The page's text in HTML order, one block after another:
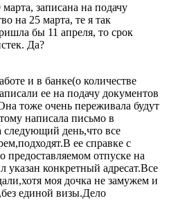
записана на подачу
на 25 марта, те я так
бы 11 апреля, то срок
Да?
и в банке(о количестве
ее на подачу документов
тоже очень переживала будут
написала письмо в
следующий день,что все
ее справке с
предоставляемом отпуске на
указан конкретный адресат.Все
моя дочка не замужем и
единой визы.Дело